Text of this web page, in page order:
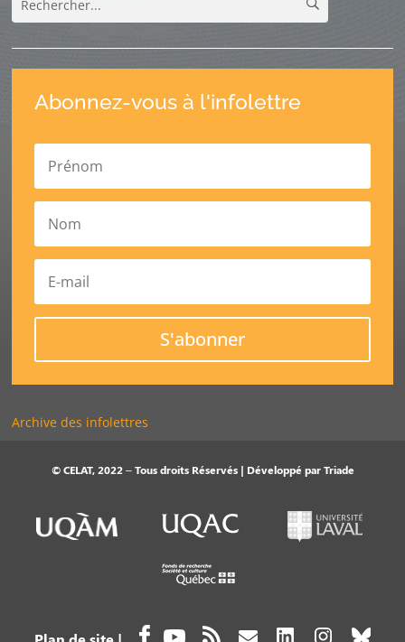
Abonnez-vous à l'infolettre
S'abonner
Archive des infolettres
© CELAT, 2022 – Tous droits Réservés | Développé parTriade